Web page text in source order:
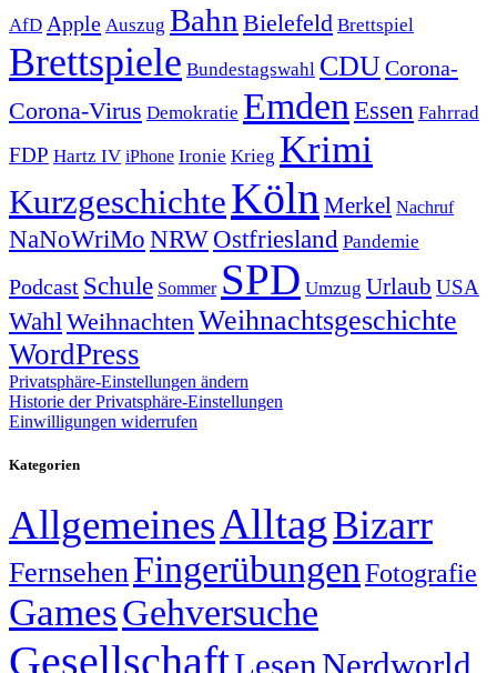
AfD Apple Auszug Bahn Bielefeld Brettspiel
Brettspiele Bundestagswahl CDUCorona-
Corona-Virus Demokratie Emden Essen Fahrrad
FDP Hartz IV iPhone Ironie Krieg Krimi
KurzgeschichteKöln Merkel Nachruf
NaNoWriMo NRWOstfriesland Pandemie
Podcast Schule Sommer SPD Umzug Urlaub USA
Wahl Weihnachten Weihnachtsgeschichte
WordPress
Privatsphäre-Einstellungen ändern
Historie der Privatsphäre-Einstellungen
Einwilligungen widerrufen
Kategorien
AllgemeinesAlltagBizarr
FernsehenFingerübungen Fotografie
GamesGehversuche
GesellschaftLesen Nerdworld